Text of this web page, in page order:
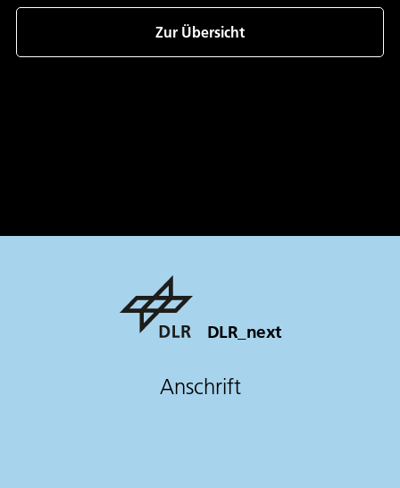
Zur Übersicht
DLR_next
Anschrift